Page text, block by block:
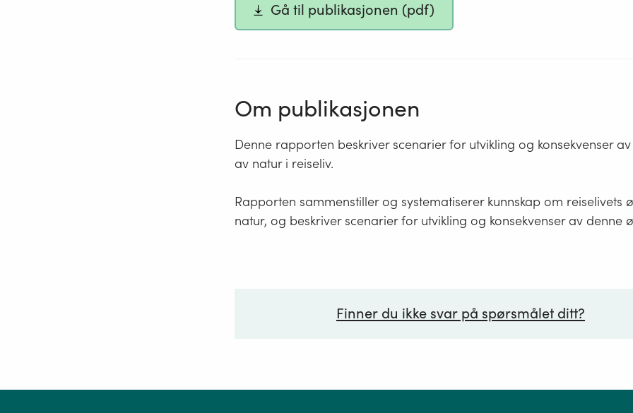
Gå til publikasjonen (pdf)
Om publikasjonen
Denne rapporten beskriver scenarier for utvikling og konsekvenser
av natur i reiseliv.
Rapporten sammenstiller og systematiserer kunnskap om reiselivets
natur, og beskriver scenarier for utvikling og konsekvenser av denne
Finner du ikke svar på spørsmålet ditt?